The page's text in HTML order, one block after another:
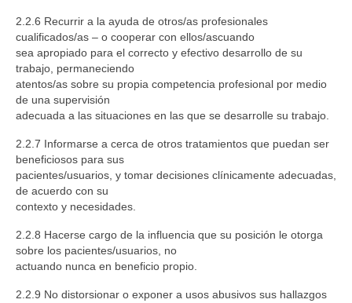
2.2.6 Recurrir a la ayuda de otros/as profesionales
cualificados/as – o cooperar con ellos/ascuando
sea apropiado para el correcto y efectivo desarrollo de su
trabajo, permaneciendo
atentos/as sobre su propia competencia profesional por medio
de una supervisión
adecuada a las situaciones en las que se desarrolle su trabajo.
2.2.7 Informarse a cerca de otros tratamientos que puedan ser
beneficiosos para sus
pacientes/usuarios, y tomar decisiones clínicamente adecuadas,
de acuerdo con su
contexto y necesidades.
2.2.8 Hacerse cargo de la influencia que su posición le otorga
sobre los pacientes/usuarios, no
actuando nunca en beneficio propio.
2.2.9 No distorsionar o exponer a usos abusivos sus hallazgos